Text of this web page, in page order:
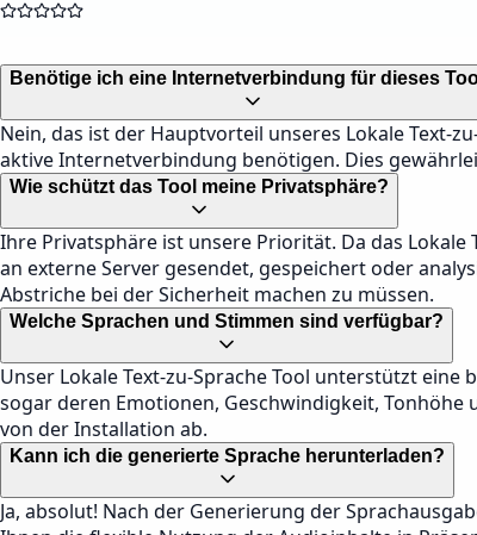
Benötige ich eine Internetverbindung für dieses
Nein, das ist der Hauptvorteil unseres Lokale Text-
aktive Internetverbindung benötigen. Dies
Wie schützt das Tool meine Privatsphäre?
Ihre Privatsphäre ist unsere Priorität. Da das
an externe Server gesendet, gespeichert oder
Abstriche bei der Sicherheit machen zu müssen.
Welche Sprachen und Stimmen sind verfügbar?
Unser Lokale Text-zu-Sprache Tool unterstützt
sogar deren Emotionen, Geschwindigkeit,
von der Installation ab.
Kann ich die generierte Sprache herunterladen?
Ja, absolut! Nach der Generierung der